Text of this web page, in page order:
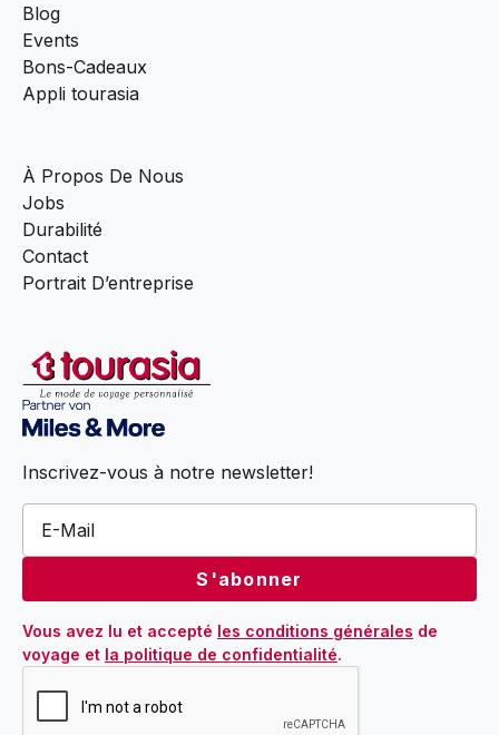
Blog
Events
Bons-Cadeaux
Appli tourasia
À Propos De Nous
Jobs
Durabilité
Contact
Portrait D’entreprise
Inscrivez-vous à notre newsletter!
Vous avez lu et accepté les conditions générales de
voyage et la politique de confidentialité.